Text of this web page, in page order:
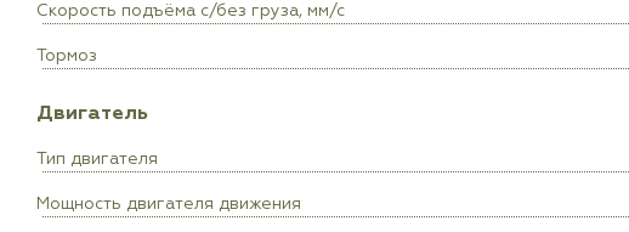
Скорость подъёма с/без груза, мм/с
Тормоз
Двигатель
Тип двигателя
Мощность двигателя движения